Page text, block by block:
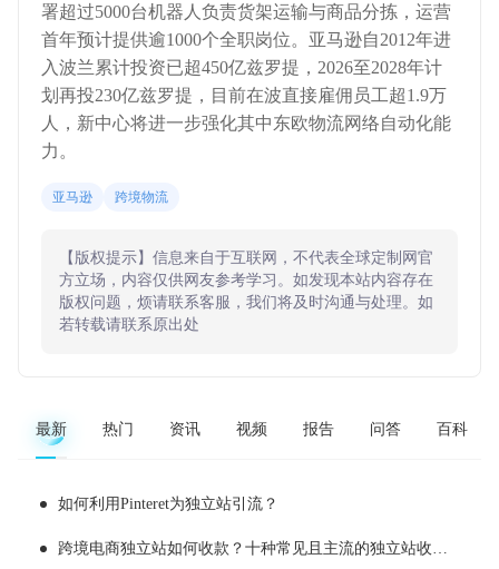
署超过5000台机器人负责货架运输与商品分拣，运营
首年预计提供逾1000个全职岗位。亚马逊自2012年进
入波兰累计投资已超450亿兹罗提，2026至2028年计
划再投230亿兹罗提，目前在波直接雇佣员工超1.9万
人，新中心将进一步强化其中东欧物流网络自动化能
力。
亚马逊 跨境物流
【版权提示】信息来自于互联网，不代表全球定制网官
方立场，内容仅供网友参考学习。如发现本站内容存在
版权问题，烦请联系客服，我们将及时沟通与处理。如
若转载请联系原出处
最新 热门 资讯 视频 报告 问答 百科
如何利用Pinteret为独立站引流？
跨境电商独立站如何收款？十种常见且主流的独立站收款工具推荐